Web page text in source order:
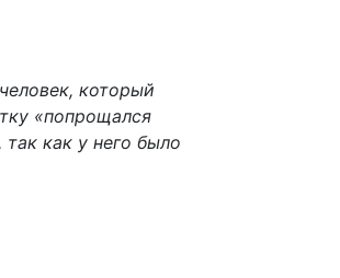
который
«попрощался
как у него было